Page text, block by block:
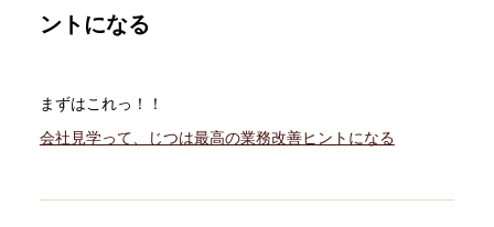
ントになる
まずはこれっ！！
会社見学って、じつは最高の業務改善ヒントになる